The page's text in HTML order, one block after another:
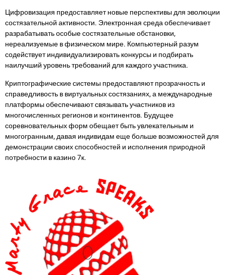
Цифровизация предоставляет новые перспективы для эволюции
состязательной активности. Электронная среда обеспечивает
разрабатывать особые состязательные обстановки,
нереализуемые в физическом мире. Компьютерный разум
содействует индивидуализировать конкурсы и подбирать
наилучший уровень требований для каждого участника.
Криптографические системы предоставляют прозрачность и
справедливость в виртуальных состязаниях, а международные
платформы обеспечивают связывать участников из
многочисленных регионов и континентов. Будущее
соревновательных форм обещает быть увлекательным и
многогранным, давая индивидам еще больше возможностей для
демонстрации своих способностей и исполнения природной
потребности в казино 7к.